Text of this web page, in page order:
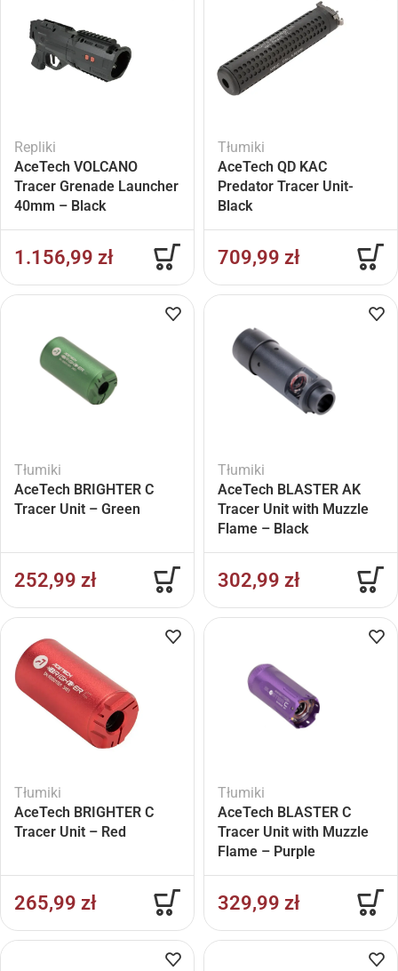
Repliki
AceTech VOLCANO
Tracer Grenade Launcher
40mm – Black
1.156,99 zł
Tłumiki
AceTech QD KAC
Predator Tracer Unit-
Black
709,99 zł
Tłumiki
AceTech BRIGHTER C
Tracer Unit – Green
252,99 zł
Tłumiki
AceTech BLASTER AK
Tracer Unit with Muzzle
Flame – Black
302,99 zł
Tłumiki
AceTech BRIGHTER C
Tracer Unit – Red
265,99 zł
Tłumiki
AceTech BLASTER C
Tracer Unit with Muzzle
Flame – Purple
329,99 zł